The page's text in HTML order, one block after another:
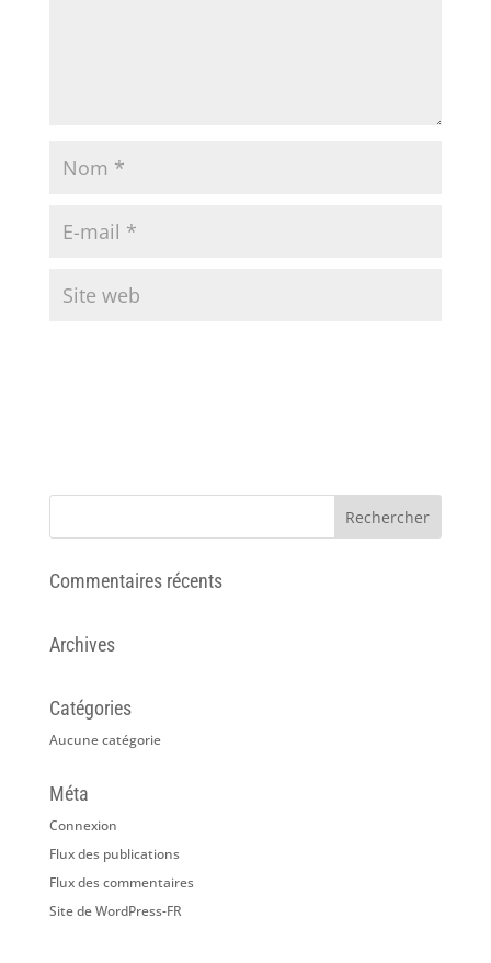
Commentaires récents
Archives
Catégories
Aucune catégorie
Méta
Connexion
Flux des publications
Flux des commentaires
Site de WordPress-FR